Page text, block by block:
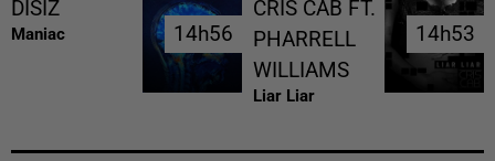
DISIZ
Maniac 14h56
14h56
CRIS CAB FT.
PHARRELL
WILLIAMS
Liar Liar
14h53
14h53